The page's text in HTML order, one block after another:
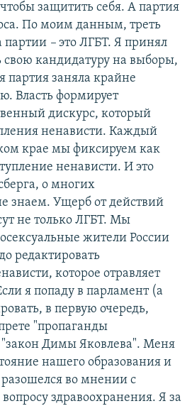
защитить себя. А партия
По моим данным, треть
партии – это ЛГБТ.​ Я принял
кандидатуру на выборы,
партия заняла крайне
Власть формирует
дискурс, который
ненависти. Каждый
крае мы фиксируем как
ненависти. И это
о многих
знаем. Ущерб от действий
не только ЛГБТ. Мы
жители России
редактировать
которое отравляет
я попаду в парламент (а
в первую очередь,
"пропаганды
"закон Димы Яковлева". Меня
нашего образования и
во мнении с
здравоохранения. Я за